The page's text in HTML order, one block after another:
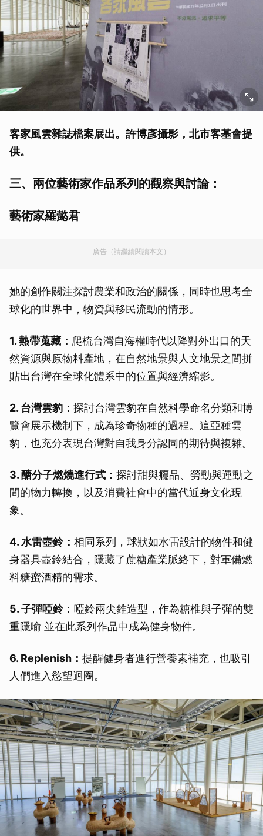
客家風雲雜誌檔案展出。許博彥攝影，北市客基會提
供。
三、兩位藝術家作品系列的觀察與討論：
藝術家羅懿君
廣告（請繼續閱讀本文）
她的創作關注探討農業和政治的關係，同時也思考全
球化的世界中，物資與移民流動的情形。
1. 熱帶蒐藏： 爬梳台灣自海權時代以降對外出口的天
然資源與原物料產地，在自然地景與人文地景之間拼
貼出台灣在全球化體系中的位置與經濟縮影。
2. 台灣雲豹： 探討台灣雲豹在自然科學命名分類和博
覽會展示機制下，成為珍奇物種的過程。這亞種雲
豹，也充分表現台灣對自我身分認同的期待與複雜。
3. 醣分子燃燒進行式 ：探討甜與癮品、勞動與運動之
間的物力轉換，以及消費社會中的當代近身文化現
象。
4. 水雷壺鈴： 相同系列，球狀如水雷設計的物件和健
身器具壺鈴結合，隱藏了蔗糖產業脈絡下，對軍備燃
料糖蜜酒精的需求。
5. 子彈啞鈴：啞鈴兩尖錐造型，作為糖椎與子彈的雙
重隱喻 並在此系列作品中成為健身物件。
6. Replenish： 提醒健身者進行營養素補充，也吸引
人們進入慾望迴圈。